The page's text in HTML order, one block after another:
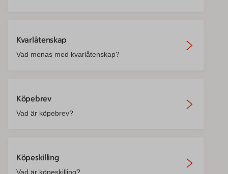
Kvarlåtenskap
Vad menas med kvarlåtenskap?
Köpebrev
Vad är köpebrev?
Köpeskilling
Vad är köpeskilling?